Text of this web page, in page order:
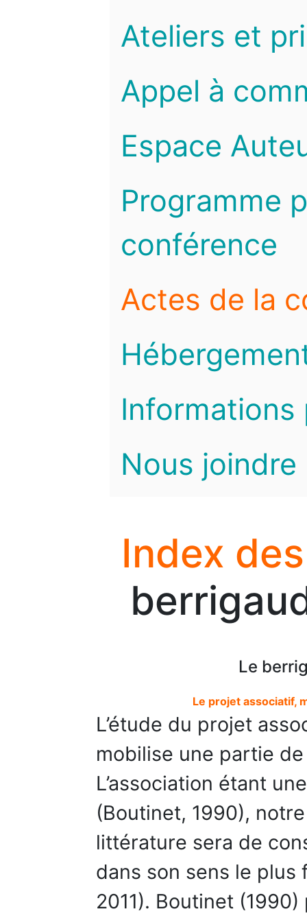
Ateliers et
Appel à
Espace
Programme
conférence
Actes de la
Informations
Nous joindre
Index
Le
Le projet associatif,
L’étude du projet
mobilise une partie
L’association étant
(Boutinet, 1990),
littérature sera de
dans son sens le plus
2011). Boutinet